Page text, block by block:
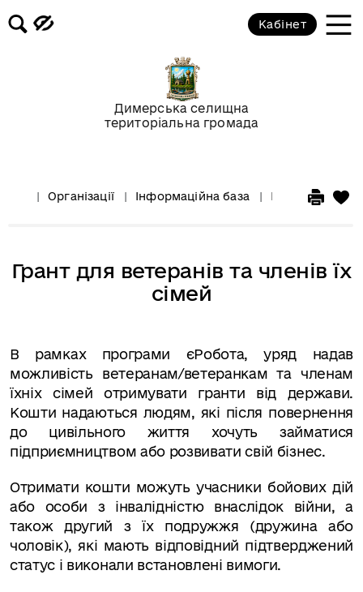
Димерська селищна
територіальна громада
Кабінет
Організації Інформаційна база Інформація
Грант для ветеранів та членів їх
сімей
В рамках програми єРобота, уряд надав
можливість ветеранам/ветеранкам та членам
їхніх сімей отримувати гранти від держави.
Кошти надаються людям, які після повернення
до цивільного життя хочуть займатися
підприємництвом або розвивати свій бізнес.
Отримати кошти можуть учасники бойових дій
або особи з інвалідністю внаслідок війни, а
також другий з їх подружжя (дружина або
чоловік), які мають відповідний підтверджений
статус і виконали встановлені вимоги.